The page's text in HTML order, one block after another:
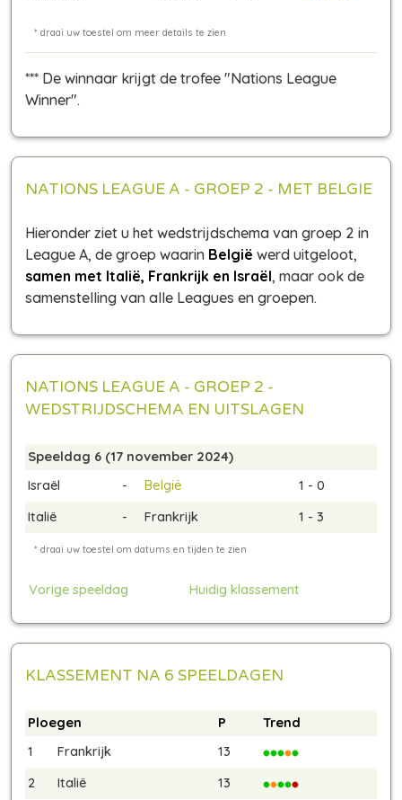
*** De winnaar krijgt de trofee "Nations League
Winner".
NATIONS LEAGUE A - GROEP 2 - MET BELGIE
Hieronder ziet u het wedstrijdschema van groep 2 in
League A, de groep waarin België werd uitgeloot,
samen met Italië, Frankrijk en Israël, maar ook de
samenstelling van alle Leagues en groepen.
NATIONS LEAGUE A - GROEP 2 -
WEDSTRIJDSCHEMA EN UITSLAGEN
Speeldag 6 (17 november 2024)
Israël
- België
1 - 0
Italië
- Frankrijk 1 - 3
Vorige speeldag Huidig klassement
KLASSEMENT NA 6 SPEELDAGEN
Ploegen P
Trend
1
Frankrijk
13
2
Italië
13